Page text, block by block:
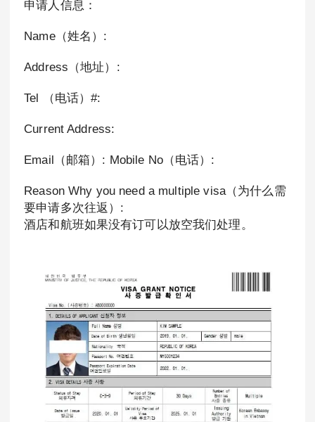
申请人信息：
Name（姓名）:
Address（地址）:
Tel （电话）#:
Current Address:
Email（邮箱）: Mobile No（电话）:
Reason Why you need a multiple visa（为什么需
要申请多次往返）:
酒店和航班如果没有订可以放空我们处理。